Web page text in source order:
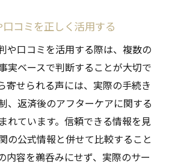
コミを正しく活用する
や口コミを活用する際は、複数の
実ベースで判断することが大切で
寄せられる声には、実際の手続き
、返済後のアフターケアに関する
れています。信頼できる情報を見
の公式情報と併せて比較すること
内容を鵜呑みにせず、実際のサー